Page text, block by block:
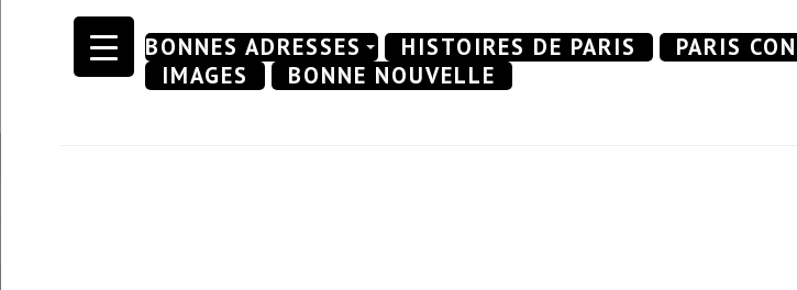
Skip
BONNES ADRESSES HISTOIRES DE PARIS PARIS
IMAGES
BONNE NOUVELLE